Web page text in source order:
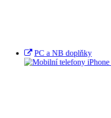
PC a NB doplňky